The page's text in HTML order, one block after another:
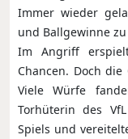
Immer wieder
und Ballgewinne
Im Angriff
Chancen. Doch
Viele Würfe
Torhüterin des
Spiels und